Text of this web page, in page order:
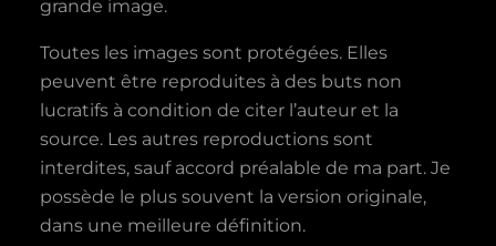
grande image.
Toutes les images sont protégées. Elles
peuvent être reproduites à des buts non
lucratifs à condition de citer l’auteur et la
source. Les autres reproductions sont
interdites, sauf accord préalable de ma part. Je
possède le plus souvent la version originale,
dans une meilleure définition.